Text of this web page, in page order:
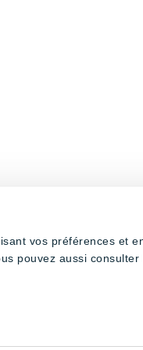
vos préférences et
pouvez aussi